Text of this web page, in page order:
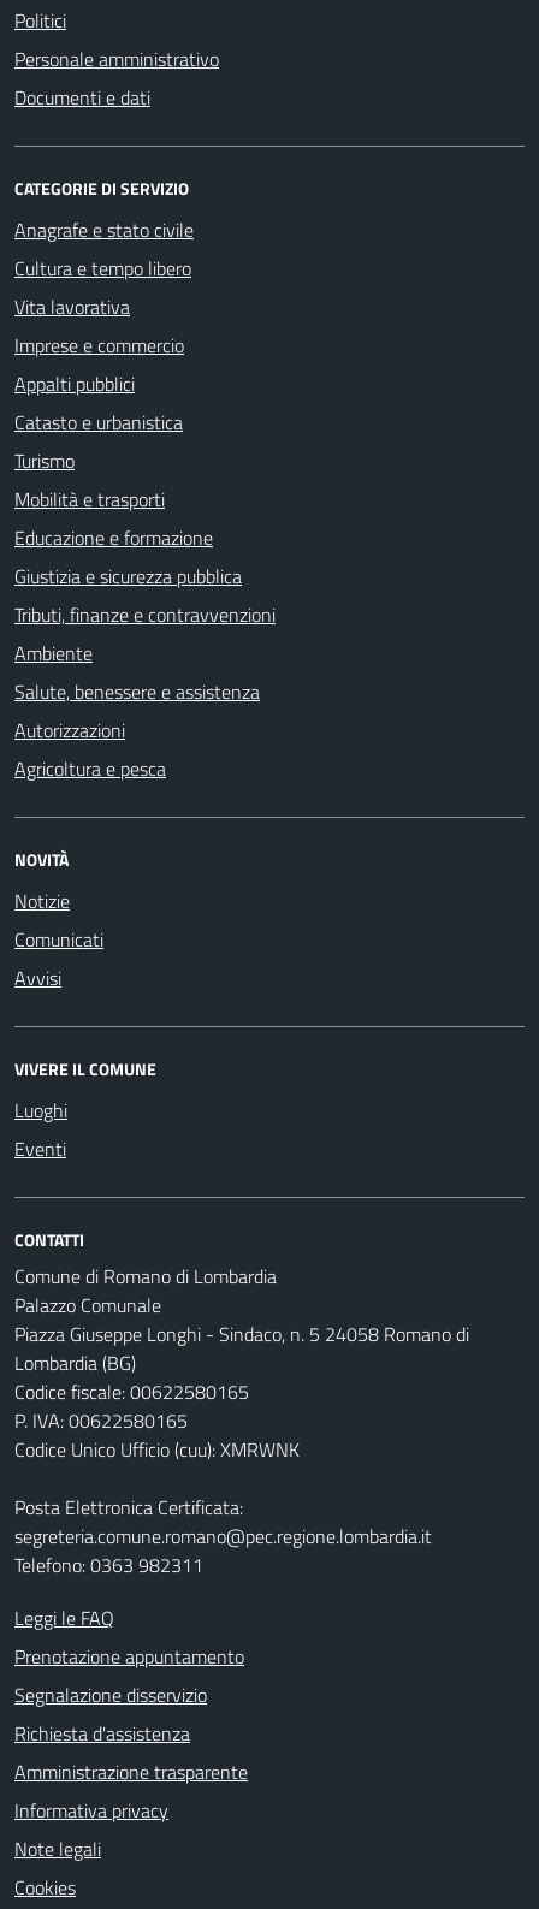
Politici
Personale amministrativo
Documenti e dati
CATEGORIE DI SERVIZIO
Anagrafe e stato civile
Cultura e tempo libero
Vita lavorativa
Imprese e commercio
Appalti pubblici
Catasto e urbanistica
Turismo
Mobilità e trasporti
Educazione e formazione
Giustizia e sicurezza pubblica
Tributi, finanze e contravvenzioni
Ambiente
Salute, benessere e assistenza
Autorizzazioni
Agricoltura e pesca
NOVITÀ
Notizie
Comunicati
Avvisi
VIVERE IL COMUNE
Luoghi
Eventi
CONTATTI
Comune di Romano di Lombardia
Palazzo Comunale
Piazza Giuseppe Longhi - Sindaco, n. 5 24058 Romano di
Lombardia (BG)
Codice fiscale: 00622580165
P. IVA: 00622580165
Codice Unico Ufficio (cuu): XMRWNK
Posta Elettronica Certificata:
segreteria.comune.romano@pec.regione.lombardia.it
Telefono: 0363 982311
Leggi le FAQ
Prenotazione appuntamento
Segnalazione disservizio
Richiesta d'assistenza
Amministrazione trasparente
Informativa privacy
Note legali
Cookies